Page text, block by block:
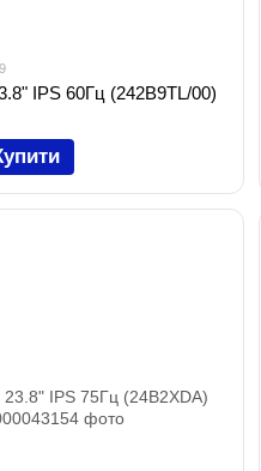
IPS 60Гц (242B9TL/00)